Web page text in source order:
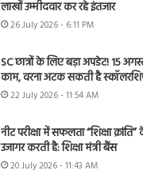
लाखों उम्मीदवार कर रहे इंतजार
26 July 2026 - 6:11 PM
SC छात्रों के लिए बड़ा अपडेट! 15
काम, वरना अटक सकती है
22 July 2026 - 11:54 AM
नीट परीक्षा में सफलता “शिक्षा
उजागर करती है: शिक्षा मंत्री बैंस
20 July 2026 - 11:43 AM